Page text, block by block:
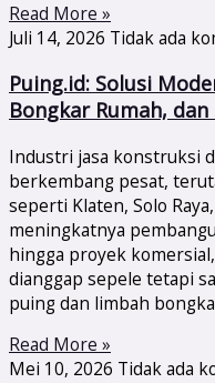
Read More »
Juli 14, 2026 Tidak ada
Puing.id: Solusi
Bongkar Rumah,
Industri jasa konstruksi
berkembang pesat,
seperti Klaten, Solo
meningkatnya
hingga proyek
dianggap sepele tetapi
puing dan limbah
Read More »
Mei 10, 2026 Tidak ada